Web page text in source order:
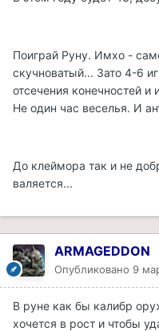
Поиграй Руну. Имхо -
скучноватый... Зато 4-6
отсечения конечностей и
Не один час веселья. И
До клеймора так и не
валяется...
ARMAGEDDON
Опубликовано 9
В руне как бы калибр
хочется в рост и чтобы